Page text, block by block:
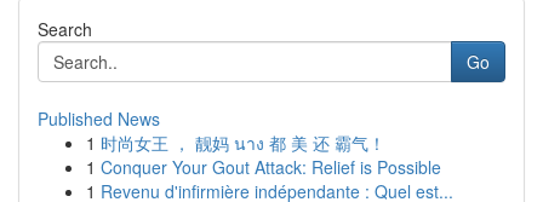
Search
Go
Published News
1 时尚女王 ， 靓妈 นาง 都 美 还 霸气！
1 Conquer Your Gout Attack: Relief is Possible
1 Revenu d'infirmière indépendante : Quel est...